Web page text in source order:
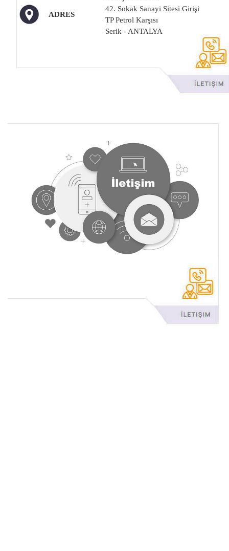
ADRES
42. Sokak Sanayi Sitesi Girişi
TP Petrol Karşısı
Serik - ANTALYA